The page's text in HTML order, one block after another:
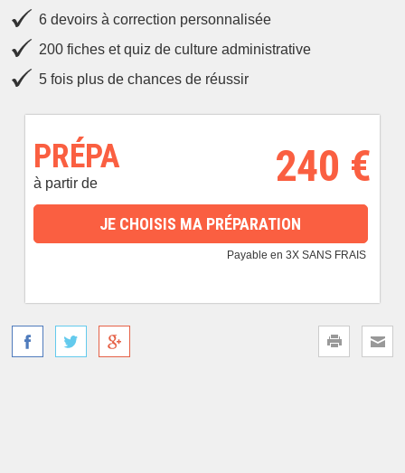
6 devoirs à correction personnalisée
200 fiches et quiz de culture administrative
5 fois plus de chances de réussir
PRÉPA
à partir de 240 €
JE CHOISIS MA PRÉPARATION
Payable en 3X SANS FRAIS